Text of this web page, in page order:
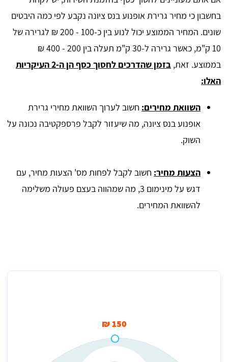
בחשבון כי מחיר גרירת אופנוע בנס ציונה נקבע לפי כמה היבטים
שונים. המחיר הממוצע יכול לנוע בין כ-100 - 200 ₪ לגרירה של
10 ק"מ, כאשר גרירה ל-30 ק"מ תעלה בין 200 - 400 ₪
בממוצע. זאת,
בזמן שהדרכים לחסוך כסף הן ה-2 העיקריות
האלו:
השוואת מחירים: חשוב לערוך השוואת מחירי גרירת
אופנוע בנס ציונה, מה שיעזור לקבל פרספקטיבה נכונה על
השוק.
הצעות מחיר: חשוב לקבל לפחות מס' הצעות מחיר, עם
דגש על מינימום 3, מה שמהווה בעצם פעולה משלימה
להשוואת המחירים.
150 ₪